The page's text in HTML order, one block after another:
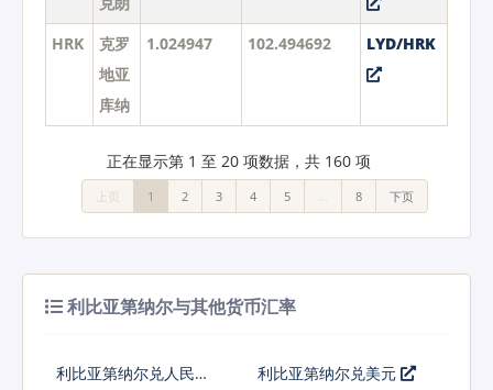
HRK
克罗
地亚
库纳
1.024947 102.494692 LYD/HRK
正在显示第 1 至 20 项数据，共 160 项
上页 1 2 3 4 5 … 8 下页
利比亚第纳尔与其他货币汇率
利比亚第纳尔兑人民币 利比亚第纳尔兑美元